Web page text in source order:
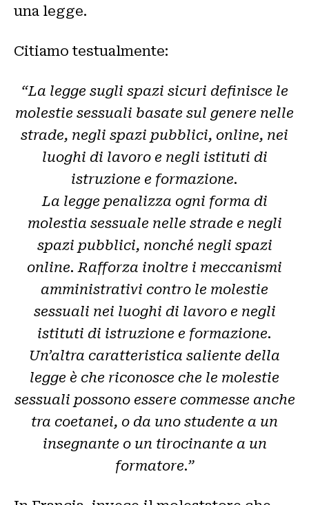
una legge.
Citiamo testualmente:
“La legge sugli spazi sicuri definisce le
molestie sessuali basate sul genere nelle
strade, negli spazi pubblici, online, nei
luoghi di lavoro e negli istituti di
istruzione e formazione.
La legge penalizza ogni forma di
molestia sessuale nelle strade e negli
spazi pubblici, nonché negli spazi
online. Rafforza inoltre i meccanismi
amministrativi contro le molestie
sessuali nei luoghi di lavoro e negli
istituti di istruzione e formazione.
Un’altra caratteristica saliente della
legge è che riconosce che le molestie
sessuali possono essere commesse anche
tra coetanei, o da uno studente a un
insegnante o un tirocinante a un
formatore.”